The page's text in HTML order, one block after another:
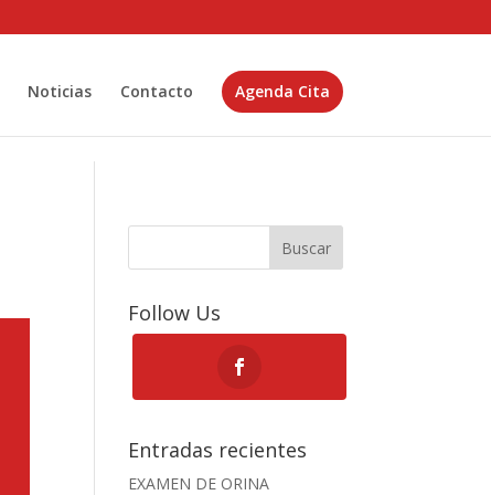
Noticias Contacto Agenda Cita
Buscar
Follow Us
Entradas recientes
EXAMEN DE ORINA